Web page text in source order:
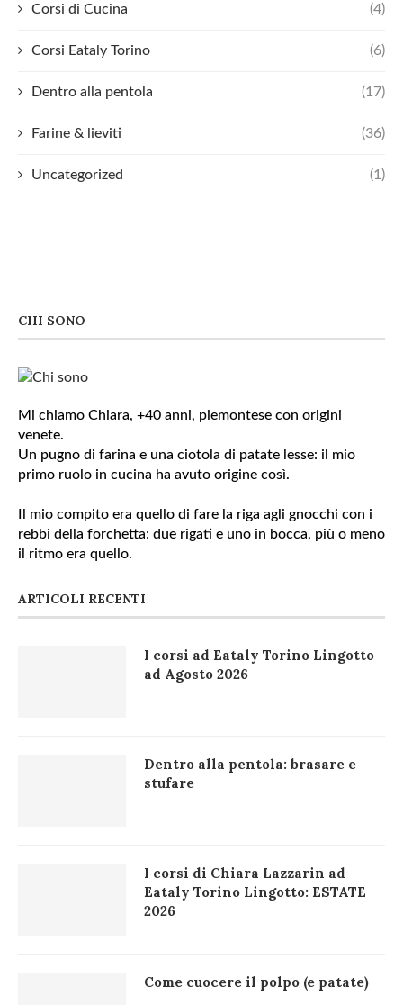
Corsi di Cucina (4)
Corsi Eataly Torino (6)
Dentro alla pentola (17)
Farine & lieviti (36)
Uncategorized (1)
CHI SONO
Mi chiamo Chiara, +40 anni, piemontese con origini
venete.
Un pugno di farina e una ciotola di patate lesse: il mio
primo ruolo in cucina ha avuto origine così.
Il mio compito era quello di fare la riga agli gnocchi con i
rebbi della forchetta: due rigati e uno in bocca, più o meno
il ritmo era quello.
ARTICOLI RECENTI
I corsi ad Eataly Torino Lingotto
ad Agosto 2026
Dentro alla pentola: brasare e
stufare
I corsi di Chiara Lazzarin ad
Eataly Torino Lingotto: ESTATE
2026
Come cuocere il polpo (e patate)